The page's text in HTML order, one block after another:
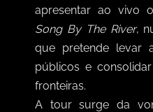
apresentar ao vivo
Song By The River,
que pretende levar
públicos e
fronteiras.
A tour surge da